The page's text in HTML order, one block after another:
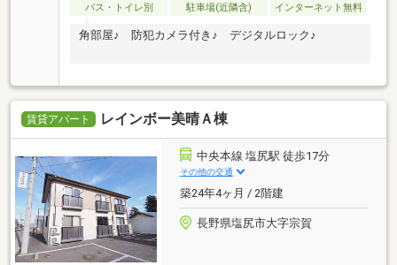
バス・トイレ別
駐車場(近隣含) インターネット無料
角部屋♪ 防犯カメラ付き♪ デジタルロック♪
賃貸アパート レインボー美晴Ａ棟
中央本線 塩尻駅 徒歩17分
その他の交通
築24年4ヶ月 / 2階建
長野県塩尻市大字宗賀